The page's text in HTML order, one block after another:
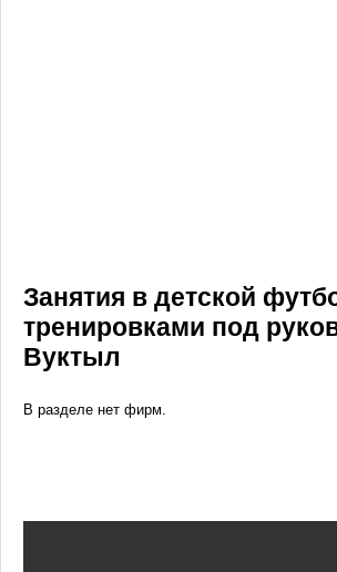
Занятия в детской
тренировками под
Вуктыл
В разделе нет фирм.